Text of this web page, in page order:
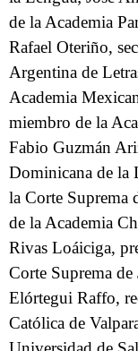
de la Academia
Rafael Oteriño,
Argentina de
Academia
miembro de la
Fabio Guzmán
Dominicana de la
la Corte Suprema
de la Academia
Rivas Loáiciga,
Corte Suprema
Elórtegui Raffo,
Católica de